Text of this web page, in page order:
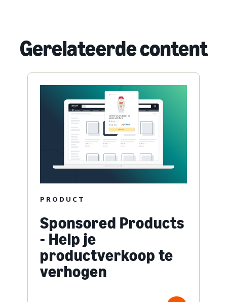
Gerelateerde content
PRODUCT
Sponsored Products
- Help je
productverkoop te
verhogen